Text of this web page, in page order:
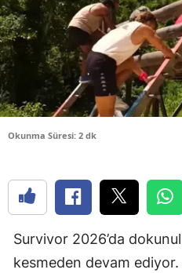
Okunma Süresi: 2 dk
Survivor 2026’da
kesmeden devam ediyor.